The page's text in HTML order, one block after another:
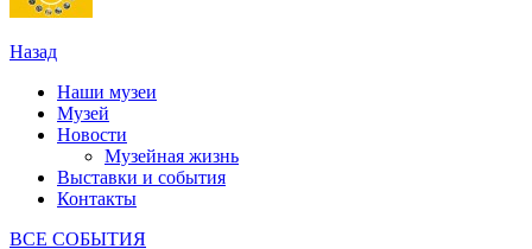
Назад
Наши музеи
Музей
Новости
Музейная жизнь
Выставки и события
Контакты
ВСЕ СОБЫТИЯ